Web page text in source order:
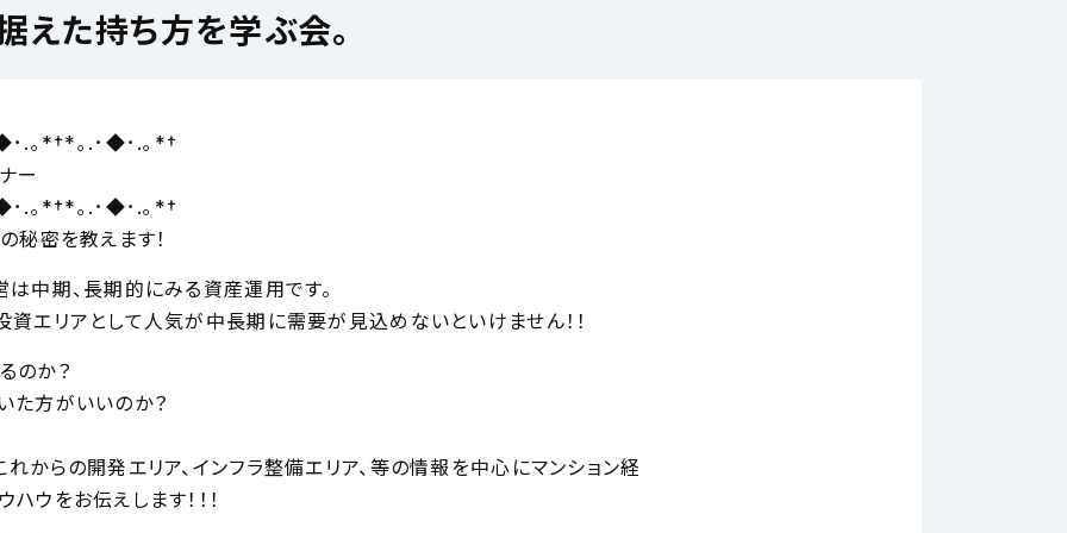
えた持ち方を学ぶ会。
.｡*†*｡.･◆･.｡*†
ー
.｡*†*｡.･◆･.｡*†
秘密を教えます！
は中期、長期的にみる資産運用です。
資エリアとして人気が中長期に需要が見込めないといけません！！
のか？
た方がいいのか？
れからの開発エリア、インフラ整備エリア、等の情報を中心にマンション経
ウをお伝えします！！！